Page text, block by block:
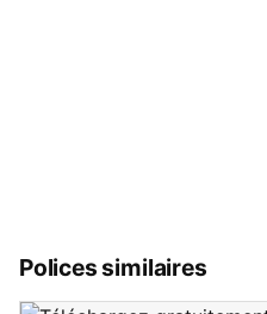
Polices similaires